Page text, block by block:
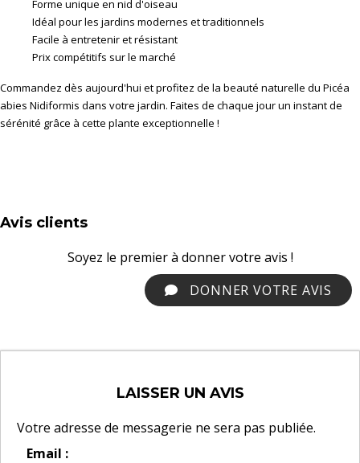
Forme unique en nid d'oiseau
Idéal pour les jardins modernes et traditionnels
Facile à entretenir et résistant
Prix compétitifs sur le marché
Commandez dès aujourd'hui et profitez de la beauté naturelle du Picéa
abies Nidiformis dans votre jardin. Faites de chaque jour un instant de
sérénité grâce à cette plante exceptionnelle !
Avis clients
Soyez le premier à donner votre avis !
DONNER VOTRE AVIS
LAISSER UN AVIS
Votre adresse de messagerie ne sera pas publiée.
Email :